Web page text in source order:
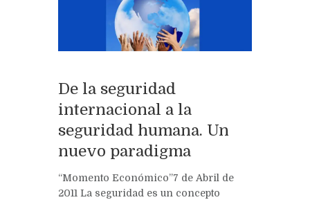
De la seguridad
internacional a la
seguridad humana. Un
nuevo paradigma
“Momento Económico”7 de Abril de
2011 La seguridad es un concepto